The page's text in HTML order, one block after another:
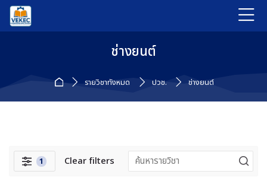
Skip to navigation
Skip to login form
ข้ามไปที่เนื้อหาหลัก
Skip to accessibility options
Skip to footer
Skip accessibility options
ช่างยนต์
หน้าหลักรายวิชาทั้งหมด ปวช. ช่างยนต์
ตัวกรอง
1 Clear filters